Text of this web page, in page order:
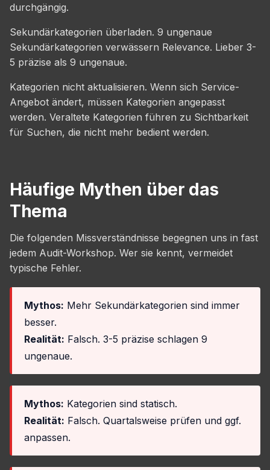
durchgängig.
Sekundärkategorien überladen. 9 ungenaue
Sekundärkategorien verwässern Relevance. Lieber 3-
5 präzise als 9 ungenaue.
Kategorien nicht aktualisieren. Wenn sich Service-
Angebot ändert, müssen Kategorien angepasst
werden. Veraltete Kategorien führen zu Sichtbarkeit
für Suchen, die nicht mehr bedient werden.
Häufige Mythen über das
Thema
Die folgenden Missverständnisse begegnen uns in fast
jedem Audit-Workshop. Wer sie kennt, vermeidet
typische Fehler.
Mythos: Mehr Sekundärkategorien sind immer
besser.
Realität: Falsch. 3-5 präzise schlagen 9
ungenaue.
Mythos: Kategorien sind statisch.
Realität: Falsch. Quartalsweise prüfen und ggf.
anpassen.